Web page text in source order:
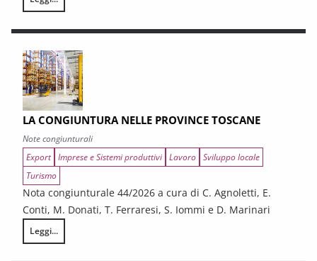
I CONTRATTI PUBBLICI AL TERMINE DEL PNRR – Andamento
LA CONGIUNTURA NELLE PROVINCE TOSCANE
Note congiunturali
Export Imprese e Sistemi produttivi Lavoro Sviluppo locale
Turismo
Nota congiunturale 44/2026 a cura di C. Agnoletti, E.
Conti, M. Donati, T. Ferraresi, S. Iommi e D. Marinari
Leggi...
LA CONGIUNTURA NELLE PROVINCE TOSCANE